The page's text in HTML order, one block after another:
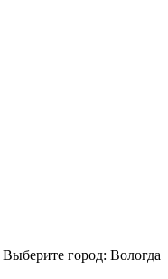
Выберите город: Вологда